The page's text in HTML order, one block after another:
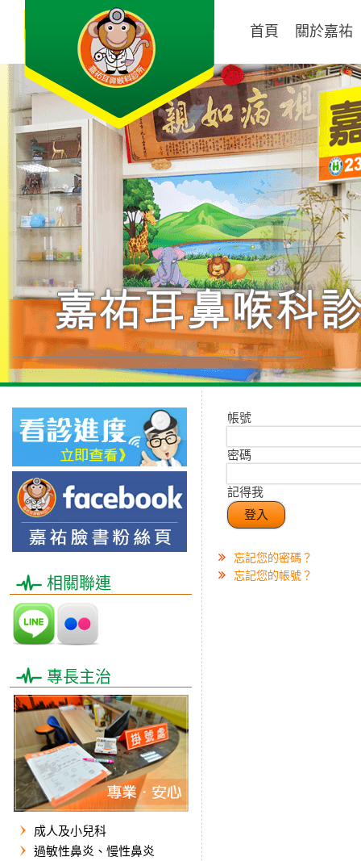
首頁 關於嘉祐
相關聯連
專長主治
成人及小兒科
過敏性鼻炎、慢性鼻炎
帳號
密碼
記得我
登入
忘記您的密碼？
忘記您的帳號？